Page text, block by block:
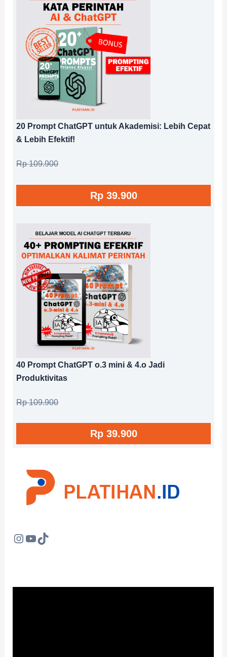
20 Prompt ChatGPT untuk Akademisi: Lebih Cepat
& Lebih Efektif!
Rp 109.900
Rp 39.900
40 Prompt ChatGPT o.3 mini & 4.o Jadi
Produktivitas
Rp 109.900
Rp 39.900
Instagram
YouTube
TikTok